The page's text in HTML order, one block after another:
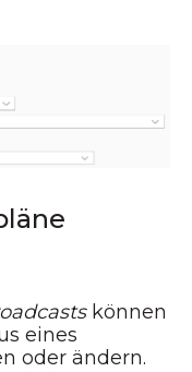
können
eines
oder ändern.